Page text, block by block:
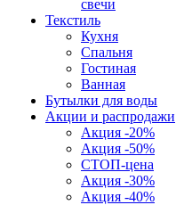
свечи
Текстиль
Кухня
Спальня
Гостиная
Ванная
Бутылки для воды
Акции и распродажи
Акция -20%
Акция -50%
СТОП-цена
Акция -30%
Акция -40%